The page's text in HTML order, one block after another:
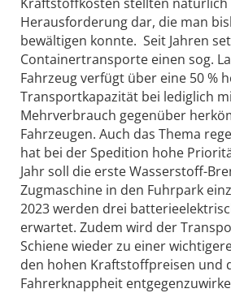
Herausforderung dar, die man
bewältigen konnte. Seit Jahren
Containertransporte einen sog.
Fahrzeug verfügt über eine 50 %
Transportkapazität bei lediglich
Mehrverbrauch gegenüber
Fahrzeugen. Auch das Thema
hat bei der Spedition hohe
Jahr soll die erste Wasserstoff-
Zugmaschine in den Fuhrpark
2023 werden drei
erwartet. Zudem wird der
Schiene wieder zu einer
den hohen Kraftstoffpreisen und
Fahrerknappheit